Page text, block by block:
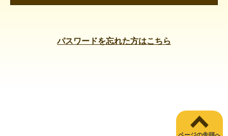
パスワードを忘れた方はこちら